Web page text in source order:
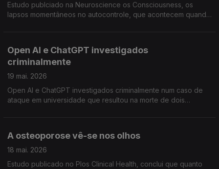
Estudo publciado na Neuroscience os Consciousness, os
lapsos momentâneos no autocontrole, que acontecem quando
Open AI e ChatGPT investigados
criminalmente
19 mai. 2026
Open AI e ChatGPT investigados criminalmente num caso de
ataque em universidade que resultou na morte de dois
A osteoporose vê-se nos olhos
18 mai. 2026
Estudo publicado no Plos Clinical Health, conclui que quanto